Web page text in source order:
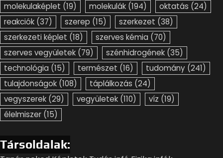
molekulaképlet (19) molekulák (194) oktatás (24)
reakciók (37) szerep (15) szerkezet (38)
szerkezeti képlet (18) szerves kémia (70)
szerves vegyületek (79) szénhidrogének (35)
technológia (15) természet (16) tudomány (241)
tulajdonságok (108) táplálkozás (24)
vegyszerek (29) vegyületek (110) víz (19)
élelmiszer (15)
Társoldalak: